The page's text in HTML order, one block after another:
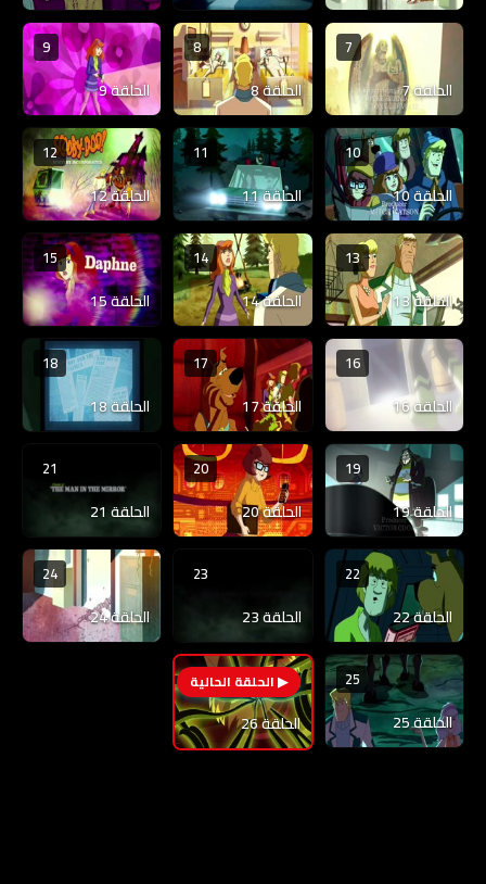
7
الحلقة 7
8
الحلقة 8
9
الحلقة 9
10
الحلقة 10
11
الحلقة 11
12
الحلقة 12
13
الحلقة 13
14
الحلقة 14
15
الحلقة 15
16
الحلقة 16
17
الحلقة 17
18
الحلقة 18
19
الحلقة 19
20
الحلقة 20
21
الحلقة 21
22
الحلقة 22
23
الحلقة 23
24
الحلقة 24
25
الحلقة 25
26
الحلقة 26